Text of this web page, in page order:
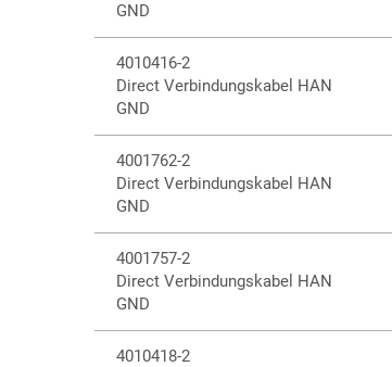
GND
4010416-2
Direct Verbindungskabel HAN
GND
4001762-2
Direct Verbindungskabel HAN
GND
4001757-2
Direct Verbindungskabel HAN
GND
4010418-2